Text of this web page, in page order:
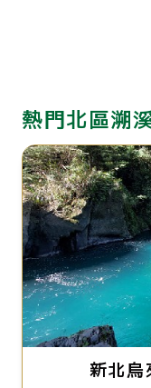
熱門北區溯
新北烏